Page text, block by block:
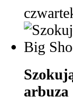
arbuza